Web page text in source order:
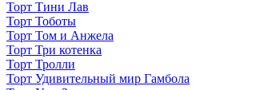
Торт Тини Лав
Торт Тоботы
Торт Том и Анжела
Торт Три котенка
Торт Тролли
Торт Удивительный мир Гамбола